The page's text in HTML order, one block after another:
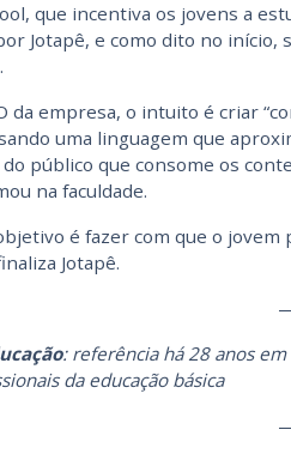
que incentiva os jovens a
Jotapê, e como dito no início,
da empresa, o intuito é criar
uma linguagem que
do público que consome os
na faculdade.
é fazer com que o
Jotapê.
: referência há 28 anos
da educação básica